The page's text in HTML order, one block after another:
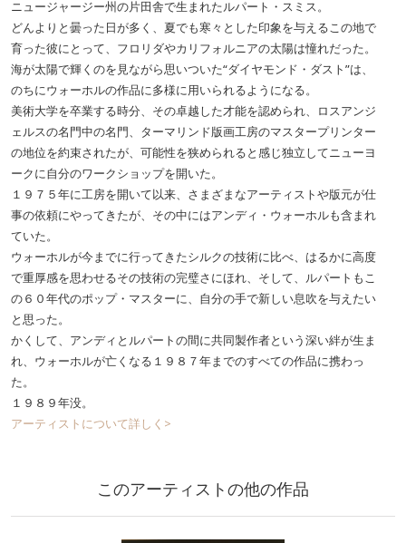
ニュージャージー州の片田舎で生まれたルパート・スミス。
どんよりと曇った日が多く、夏でも寒々とした印象を与えるこの地で
育った彼にとって、フロリダやカリフォルニアの太陽は憧れだった。
海が太陽で輝くのを見ながら思いついた“ダイヤモンド・ダスト”は、
のちにウォーホルの作品に多様に用いられるようになる。
美術大学を卒業する時分、その卓越した才能を認められ、ロスアンジ
ェルスの名門中の名門、ターマリンド版画工房のマスタープリンター
の地位を約束されたが、可能性を狭められると感じ独立してニューヨ
ークに自分のワークショップを開いた。
１９７５年に工房を開いて以来、さまざまなアーティストや版元が仕
事の依頼にやってきたが、その中にはアンディ・ウォーホルも含まれ
ていた。
ウォーホルが今までに行ってきたシルクの技術に比べ、はるかに高度
で重厚感を思わせるその技術の完璧さにほれ、そして、ルパートもこ
の６０年代のポップ・マスターに、自分の手で新しい息吹を与えたい
と思った。
かくして、アンディとルパートの間に共同製作者という深い絆が生ま
れ、ウォーホルが亡くなる１９８７年までのすべての作品に携わっ
た。
１９８９年没。
アーティストについて詳しく>
このアーティストの他の作品